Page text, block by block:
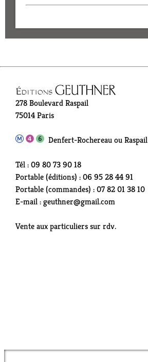
278 Boulevard Raspail
75014 Paris
Denfert-Rochereau ou Raspail
Tél : 09 80 73 90 18
Portable (éditions) : 06 95 28 44 91
Portable (commandes) : 07 82 01 38 10
E-mail : geuthner@gmail.com
Vente aux particuliers sur rdv.